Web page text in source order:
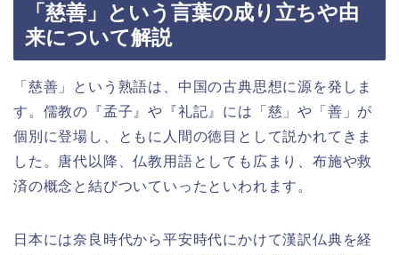
「慈善」という言葉の成り立ちや由
来について解説
「慈善」という熟語は、中国の古典思想に源を発しま
す。儒教の『孟子』や『礼記』には「慈」や「善」が
個別に登場し、ともに人間の徳目として説かれてきま
した。唐代以降、仏教用語としても広まり、布施や救
済の概念と結びついていったといわれます。
日本には奈良時代から平安時代にかけて漢訳仏典を経